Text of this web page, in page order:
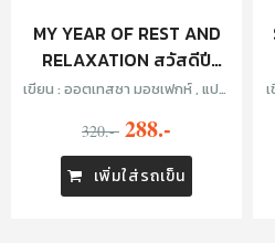
MY YEAR OF REST AND
RELAXATION สวัสดีปี
หน่าย
เขียน : ออตเทสซา มอชเฟกห์ , แปล:
320.- 288.-
เพิ่มใส่รถเข็น